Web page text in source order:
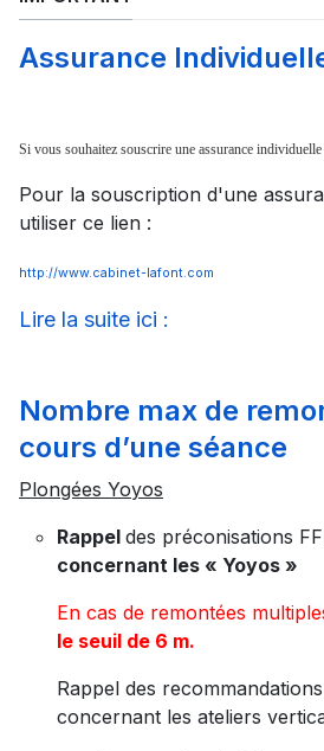
Assurance
Si vous souhaitez souscrire une assurance
Pour la souscription d'une
utiliser ce lien :
http://www.cabinet-lafont.com
Lire la suite ici :
Nombre max de
cours d’une séance
Plongées Yoyos
Rappel des préconisations
concernant les « Yoyos »
En cas de remontées
le seuil de 6 m.
Rappel des
concernant les ateliers